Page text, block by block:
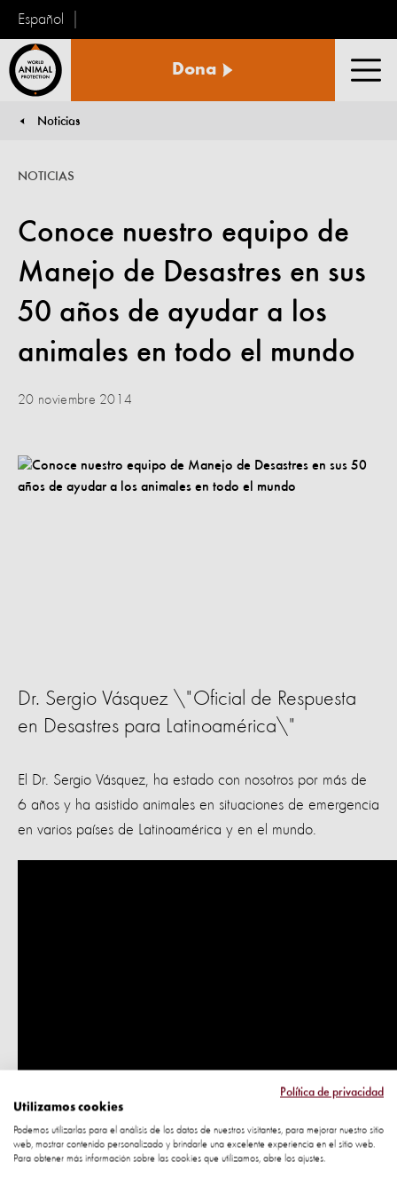
Español
Animal
Dona
Noticias
Conoce nuestro equipo de
Manejo de Desastres en sus
50 años de ayudar a los
animales en todo el mundo
NOTICIAS
20 noviembre 2014
Dr. Sergio Vásquez \"Oficial de Respuesta
en Desastres para Latinoamérica\"
El Dr. Sergio Vásquez, ha estado con nosotros por más de
6 años y ha asistido animales en situaciones de emergencia
en varios países de Latinoamérica y en el mundo.
Política de privacidad
Utilizamos cookies
Podemos utilizarlas para el análisis de los datos de nuestros visitantes, para mejorar nuestro sitio
web, mostrar contenido personalizado y brindarle una excelente experiencia en el sitio web.
Para obtener más información sobre las cookies que utilizamos, abre los ajustes.